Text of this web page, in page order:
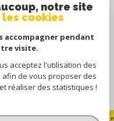
Nous
suivre
Nous
adhérons
notre site
cookies
accompagner pendant
visite.
acceptez l'utilisation des
afin de vous proposer des
réaliser des statistiques !